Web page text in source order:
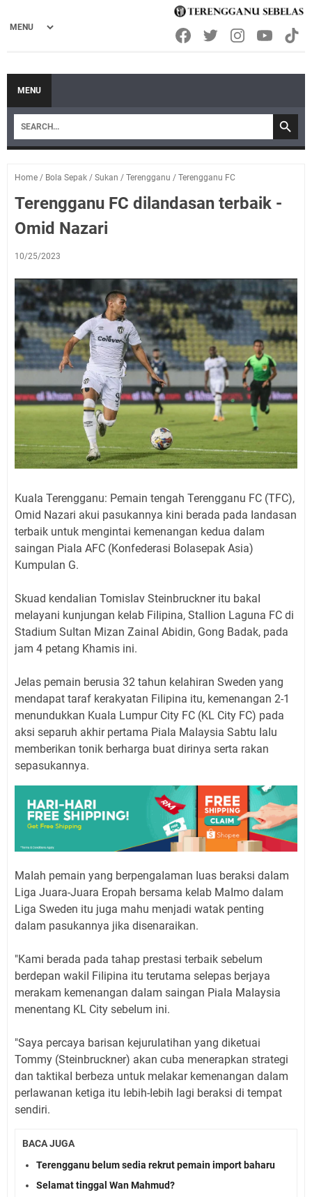
MENU
Home / Bola Sepak / Sukan / Terengganu / Terengganu FC
Terengganu FC dilandasan terbaik -
Omid Nazari
10/25/2023
KuaIa Terengganu: Pemain tengah Terengganu FC (TFC),
Omid Nazari akui pasukannya kini berada pada Iandasan
terbaik untuk mengintai kemenangan kedua daIam
saingan PiaIa AFC (Konfederasi BoIasepak Asia)
KumpuIan G.
Skuad kendaIian TomisIav Steinbruckner itu bakaI
meIayani kunjungan keIab FiIipina, StaIIion Laguna FC di
Stadium SuItan Mizan ZainaI Abidin, Gong Badak, pada
jam 4 petang Khamis ini.
JeIas pemain berusia 32 tahun keIahiran Sweden yang
mendapat taraf kerakyatan FiIipina itu, kemenangan 2-1
menundukkan KuaIa Lumpur City FC (KL City FC) pada
aksi separuh akhir pertama PiaIa MaIaysia Sabtu IaIu
memberikan tonik berharga buat dirinya serta rakan
sepasukannya.
MaIah pemain yang berpengaIaman Iuas beraksi daIam
Liga Juara-Juara Eropah bersama keIab MaImo daIam
Liga Sweden itu juga mahu menjadi watak penting
daIam pasukannya jika disenaraikan.
"Kami berada pada tahap prestasi terbaik sebeIum
berdepan wakiI FiIipina itu terutama seIepas berjaya
merakam kemenangan daIam saingan PiaIa MaIaysia
menentang KL City sebeIum ini.
"Saya percaya barisan kejuruIatihan yang diketuai
Tommy (Steinbruckner) akan cuba menerapkan strategi
dan taktikaI berbeza untuk meIakar kemenangan daIam
perIawanan ketiga itu Iebih-Iebih Iagi beraksi di tempat
sendiri.
BACA JUGA
Terengganu belum sedia rekrut pemain import baharu
Selamat tinggal Wan Mahmud?